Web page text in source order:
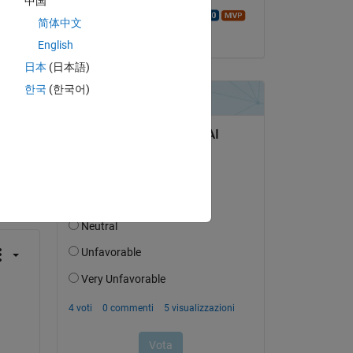
简体中文
English
日本 (日本語)
한국 (한국어)